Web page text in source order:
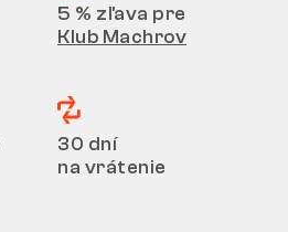
5 % zľava pre
Klub Machrov
30 dní
na vrátenie